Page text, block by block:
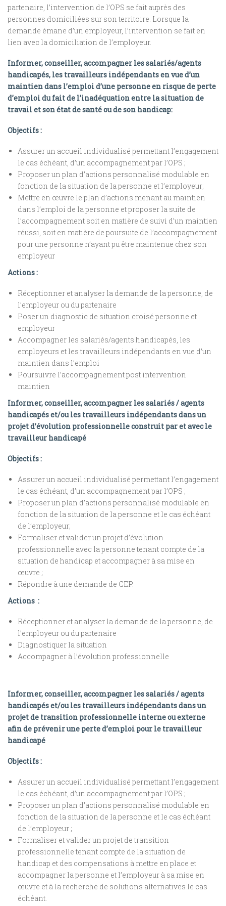
partenaire, l’intervention de l’OPS se fait auprès des
personnes domiciliées sur son territoire. Lorsque la
demande émane d’un employeur, l’intervention se fait en
lien avec la domiciliation de l’employeur.
Informer, conseiller, accompagner les salariés/agents
handicapés, les travailleurs indépendants en vue d’un
maintien dans l’emploi d’une personne en risque de perte
d’emploi du fait de l’inadéquation entre la situation de
travail et son état de santé ou de son handicap:
Objectifs :
Assurer un accueil individualisé permettant l’engagement
le cas échéant, d’un accompagnement par l’OPS ;
Proposer un plan d’actions personnalisé modulable en
fonction de la situation de la personne et l’employeur;
Mettre en œuvre le plan d’actions menant au maintien
dans l’emploi de la personne et proposer la suite de
l’accompagnement soit en matière de suivi d’un maintien
réussi, soit en matière de poursuite de l’accompagnement
pour une personne n’ayant pu être maintenue chez son
employeur
Actions :
Réceptionner et analyser la demande de la personne, de
l’employeur ou du partenaire
Poser un diagnostic de situation croisé personne et
employeur
Accompagner les salariés/agents handicapés, les
employeurs et les travailleurs indépendants en vue d’un
maintien dans l’emploi
Poursuivre l’accompagnement post intervention
maintien
Informer, conseiller, accompagner les salariés / agents
handicapés et/ou les travailleurs indépendants dans un
projet d’évolution professionnelle construit par et avec le
travailleur handicapé
Objectifs :
Assurer un accueil individualisé permettant l’engagement
le cas échéant, d’un accompagnement par l’OPS ;
Proposer un plan d’actions personnalisé modulable en
fonction de la situation de la personne et le cas échéant
de l’employeur;
Formaliser et valider un projet d’évolution
professionnelle avec la personne tenant compte de la
situation de handicap et accompagner à sa mise en
œuvre ;
Répondre à une demande de CEP.
Actions :
Réceptionner et analyser la demande de la personne, de
l’employeur ou du partenaire
Diagnostiquer la situation
Accompagner à l’évolution professionnelle
Informer, conseiller, accompagner les salariés / agents
handicapés et/ou les travailleurs indépendants dans un
projet de transition professionnelle interne ou externe
afin de prévenir une perte d’emploi pour le travailleur
handicapé
Objectifs :
Assurer un accueil individualisé permettant l’engagement
le cas échéant, d’un accompagnement par l’OPS ;
Proposer un plan d’actions personnalisé modulable en
fonction de la situation de la personne et le cas échéant
de l’employeur ;
Formaliser et valider un projet de transition
professionnelle tenant compte de la situation de
handicap et des compensations à mettre en place et
accompagner la personne et l’employeur à sa mise en
œuvre et à la recherche de solutions alternatives le cas
échéant.